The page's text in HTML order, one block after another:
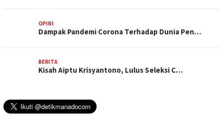
OPINI
Dampak Pandemi Corona Terhadap Dunia Pen…
BERITA
Kisah Aiptu Krisyantono, Lulus Seleksi C…